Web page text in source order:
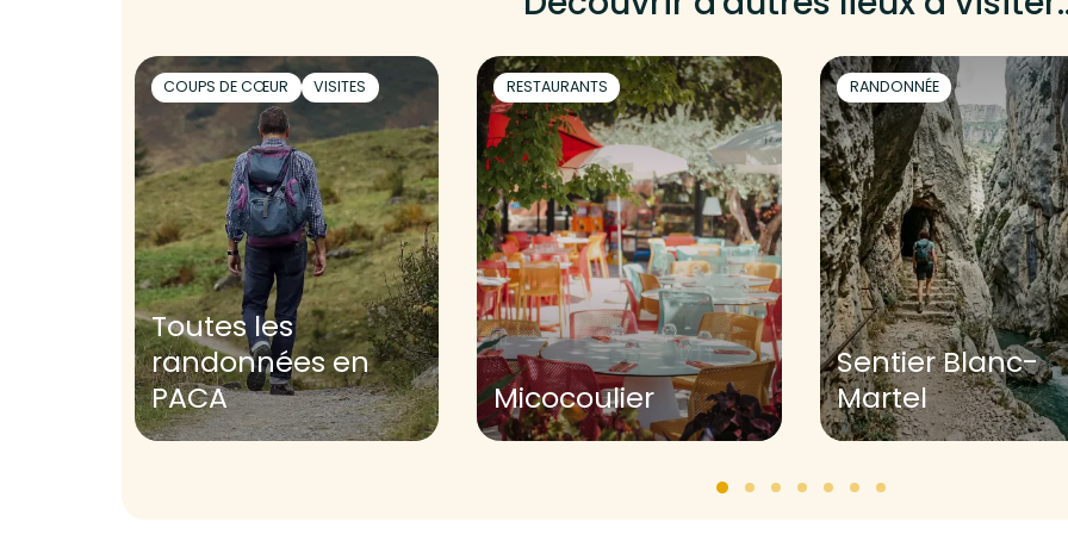
COUPS DE CŒUR VISITES
Toutes les
randonnées en
PACA
RESTAURANTS
Micocoulier
RANDONNÉE
Sentier Blanc-
Martel